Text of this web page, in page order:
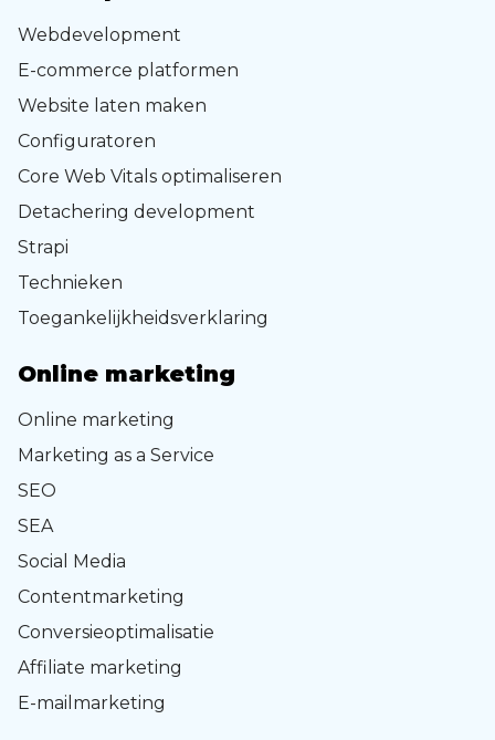
Webdevelopment
E-commerce platformen
Website laten maken
Configuratoren
Core Web Vitals optimaliseren
Detachering development
Strapi
Technieken
Toegankelijkheidsverklaring
Online marketing
Online marketing
Marketing as a Service
SEO
SEA
Social Media
Contentmarketing
Conversieoptimalisatie
Affiliate marketing
E-mailmarketing